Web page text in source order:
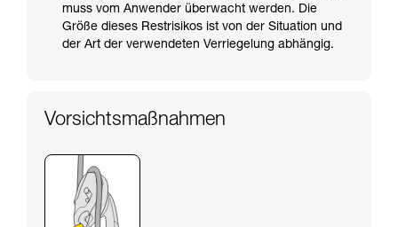
muss vom Anwender überwacht werden. Die
Größe dieses Restrisikos ist von der Situation und
der Art der verwendeten Verriegelung abhängig.
Vorsichtsmaßnahmen